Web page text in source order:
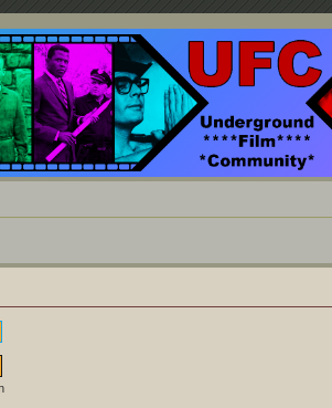
ein Paradies für Cineasten und Filmsüchtige jenseits